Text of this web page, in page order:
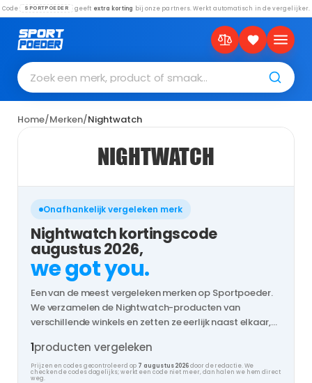
Code SPORTPOEDER geeft extra korting bij onze partners. Werkt automatisch in de vergelijker.
Zoek een merk, product of smaak…
Home/Merken/Nightwatch
NIGHTWATCH
Onafhankelijk vergeleken merk
Nightwatch kortingscode
augustus 2026,
we got you.
Een van de meest vergeleken merken op Sportpoeder.
We verzamelen de Nightwatch-producten van
verschillende winkels en zetten ze eerlijk naast elkaar,
1producten vergeleken
Prijzen en codes gecontroleerd op 7 augustus 2026door de redactie. We
checken de codes dagelijks; werkt een code niet meer, dan halen we hem direct
weg.